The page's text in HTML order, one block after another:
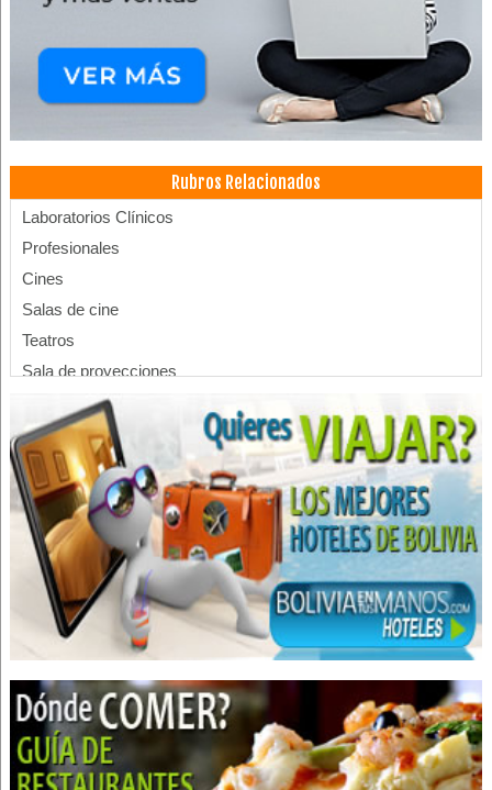
Rubros Relacionados
Laboratorios Clínicos
Profesionales
Cines
Salas de cine
Teatros
Sala de proyecciones
Cartelera de cines